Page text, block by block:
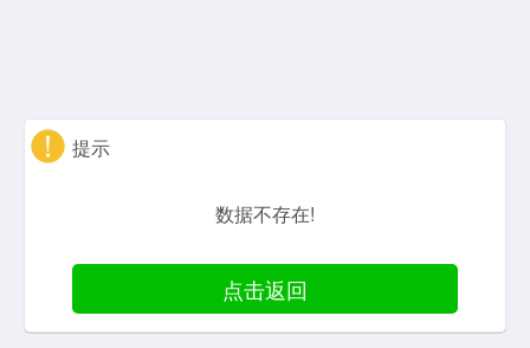
提示
数据不存在!
点击返回